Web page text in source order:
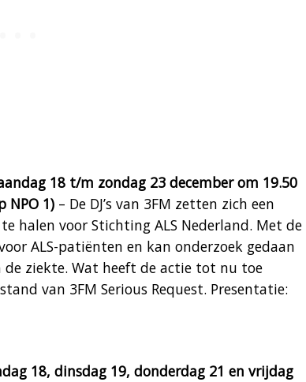
18 t/m zondag 23 december om 19.50
NPO 1) – De DJ’s van 3FM zetten zich een
halen voor Stichting ALS Nederland. Met de
ALS-patiënten en kan onderzoek gedaan
ziekte. Wat heeft de actie tot nu toe
van 3FM Serious Request. Presentatie:
18, dinsdag 19, donderdag 21 en vrijdag